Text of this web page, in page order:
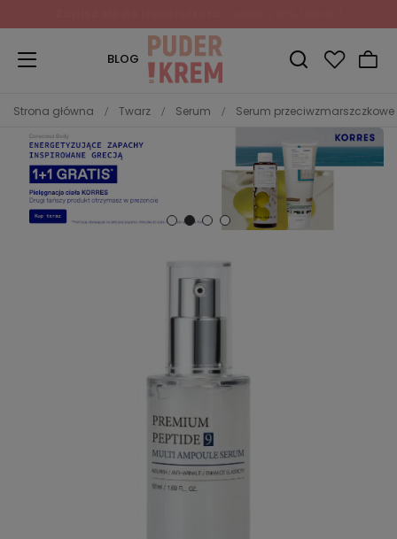
BLOG
Strona główna Twarz Serum Serum przeciwzmarszczkowe